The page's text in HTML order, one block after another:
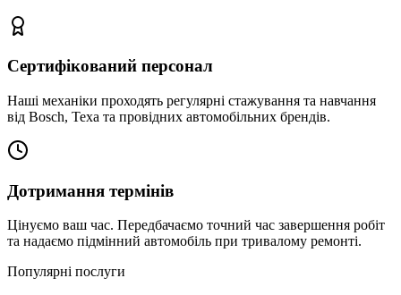
Сертифікований персонал
Наші механіки проходять регулярні стажування та навчання
від Bosch, Texa та провідних автомобільних брендів.
Дотримання термінів
Цінуємо ваш час. Передбачаємо точний час завершення робіт
та надаємо підмінний автомобіль при тривалому ремонті.
Популярні послуги